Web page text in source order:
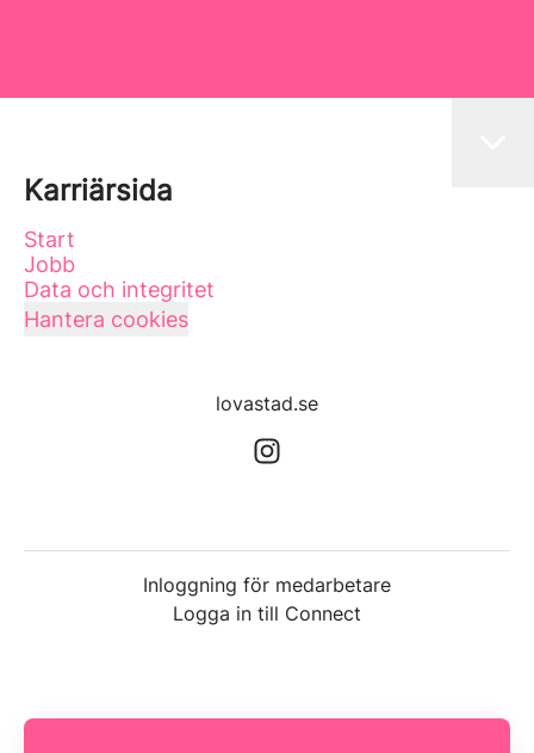
Karriärsida
Start
Jobb
Data och integritet
Hantera cookies
lovastad.se
Inloggning för medarbetare
Logga in till Connect